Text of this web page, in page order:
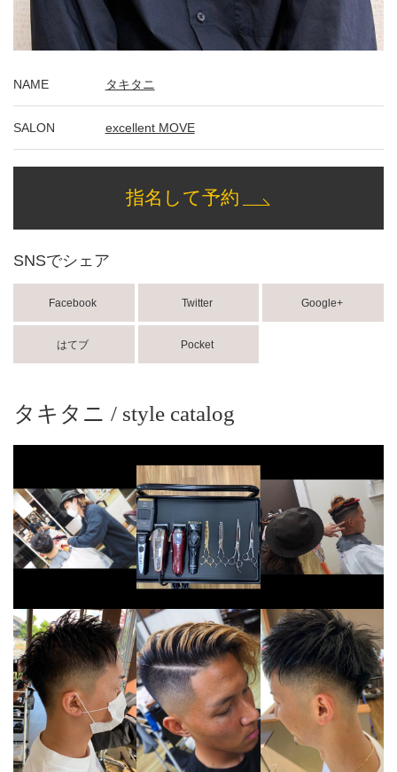
NAME タキタニ
SALON excellent MOVE
指名して予約
SNSでシェア
Facebook Twitter Google+
はてブ Pocket
タキタニ / style catalog